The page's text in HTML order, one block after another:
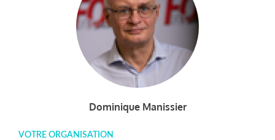
Dominique Manissier
VOTRE ORGANISATION